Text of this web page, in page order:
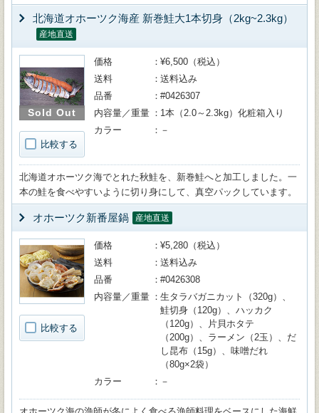
北海道オホーツク海産 新巻鮭大1本切身（2kg~2.3kg）
産地直送
Sold Out
比較する
価格
¥6,500（税込）
送料
送料込み
品番
#0426307
内容量／重量
1本（2.0～2.3kg）化粧箱入り
カラー
－
北海道オホーツク海でとれた秋鮭を、新巻鮭へと加工しました。一
本の鮭を食べやすいように切り身にして、真空パックしています。
オホーツク新番屋鍋 産地直送
比較する
価格
¥5,280（税込）
送料
送料込み
品番
#0426308
内容量／重量
生タラバガニカット（320g）、
鮭切身（120g）、ハッカク
（120g）、片貝ホタテ
（200g）、ラーメン（2玉）、だ
し昆布（15g）、味噌だれ
（80g×2袋）
カラー
－